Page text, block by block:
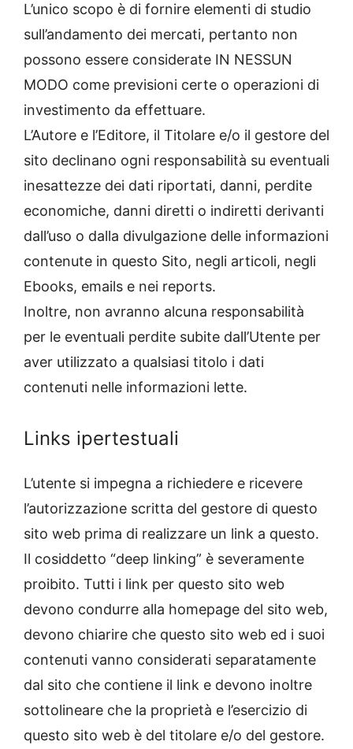
L’unico scopo è di fornire elementi di studio
sull’andamento dei mercati, pertanto non
possono essere considerate IN NESSUN
MODO come previsioni certe o operazioni di
investimento da effettuare.
L’Autore e l’Editore, il Titolare e/o il gestore del
sito declinano ogni responsabilità su eventuali
inesattezze dei dati riportati, danni, perdite
economiche, danni diretti o indiretti derivanti
dall’uso o dalla divulgazione delle informazioni
contenute in questo Sito, negli articoli, negli
Ebooks, emails e nei reports.
Inoltre, non avranno alcuna responsabilità
per le eventuali perdite subite dall’Utente per
aver utilizzato a qualsiasi titolo i dati
contenuti nelle informazioni lette.
Links ipertestuali
L’utente si impegna a richiedere e ricevere
l’autorizzazione scritta del gestore di questo
sito web prima di realizzare un link a questo.
Il cosiddetto “deep linking” è severamente
proibito. Tutti i link per questo sito web
devono condurre alla homepage del sito web,
devono chiarire che questo sito web ed i suoi
contenuti vanno considerati separatamente
dal sito che contiene il link e devono inoltre
sottolineare che la proprietà e l’esercizio di
questo sito web è del titolare e/o del gestore.